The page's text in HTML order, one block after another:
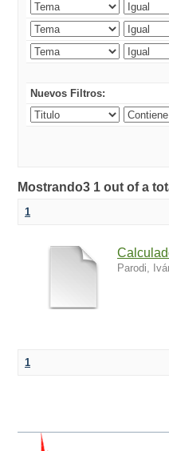
Nuevos Filtros:
Mostrando3 1 out of a
1
Parodi,
1